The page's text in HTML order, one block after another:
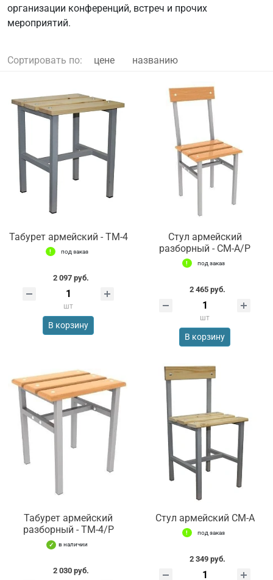
организации конференций, встреч и прочих
мероприятий.
Сортировать по: цене названию
Табурет армейский - ТМ-4
под заказ
2 097 руб.
шт
В корзину
Стул армейский
разборный - СМ-А/Р
под заказ
2 465 руб.
шт
В корзину
Табурет армейский
разборный - ТМ-4/Р
в наличии
2 030 руб.
Стул армейский СМ-А
под заказ
2 349 руб.